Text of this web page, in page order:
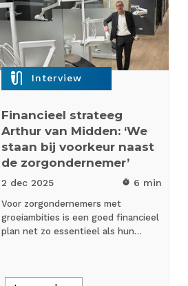
mic_external_on Interview
Financieel strateeg
Arthur van Midden: ‘We
staan bij voorkeur naast
de zorgondernemer’
2 dec 2025 timer 6 min
Voor zorgondernemers met
groeiambities is een goed financieel
plan net zo essentieel als hun…